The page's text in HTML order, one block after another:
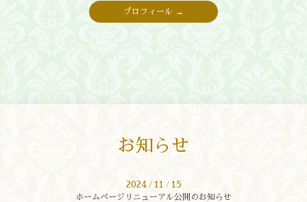
プロフィール →
お知らせ
2024 / 11 / 15
ホームページリニューアル公開のお知らせ